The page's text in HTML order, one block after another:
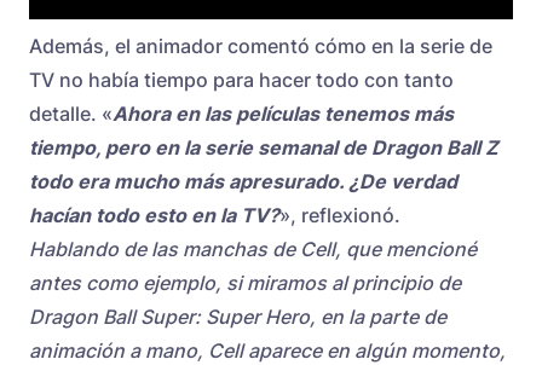
Además, el animador comentó cómo en la serie de
TV no había tiempo para hacer todo con tanto
detalle. «Ahora en las películas tenemos más
tiempo, pero en la serie semanal de Dragon Ball Z
todo era mucho más apresurado. ¿De verdad
hacían todo esto en la TV?», reflexionó.
Hablando de las manchas de Cell, que mencioné
antes como ejemplo, si miramos al principio de
Dragon Ball Super: Super Hero, en la parte de
animación a mano, Cell aparece en algún momento,